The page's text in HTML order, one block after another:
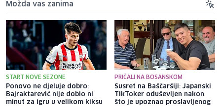
Možda vas zanima
START NOVE SEZONE
Ponovo ne djeluje dobro:
Bajraktarević nije dobio ni
minut za igru u velikom kiksu
PRIČALI NA BOSANSKOM
Susret na Baščaršiji: Japanski
TikToker oduševljen nakon
što je upoznao proslavljenog